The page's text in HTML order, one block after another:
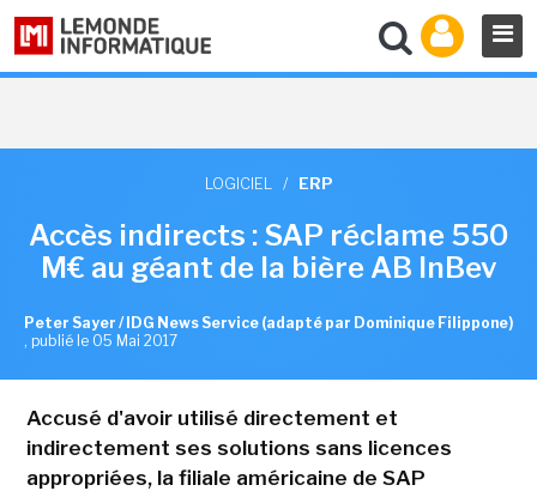
LOGICIEL / ERP
Accès indirects : SAP réclame 550
M€ au géant de la bière AB InBev
Peter Sayer / IDG News Service (adapté par Dominique Filippone)
, publié le 05 Mai 2017
Accusé d'avoir utilisé directement et
indirectement ses solutions sans licences
appropriées, la filiale américaine de SAP